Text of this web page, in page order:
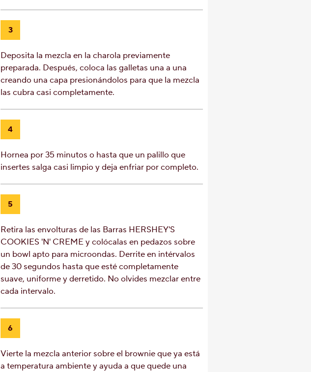
3
Deposita la mezcla en la charola previamente
preparada. Después, coloca las galletas una a una
creando una capa presionándolos para que la mezcla
las cubra casi completamente.
4
Hornea por 35 minutos o hasta que un palillo que
insertes salga casi limpio y deja enfriar por completo.
5
Retira las envolturas de las Barras HERSHEY'S
COOKIES 'N' CREME y colócalas en pedazos sobre
un bowl apto para microondas. Derrite en intérvalos
de 30 segundos hasta que esté completamente
suave, uniforme y derretido. No olvides mezclar entre
cada intervalo.
6
Vierte la mezcla anterior sobre el brownie que ya está
a temperatura ambiente y ayuda a que quede una